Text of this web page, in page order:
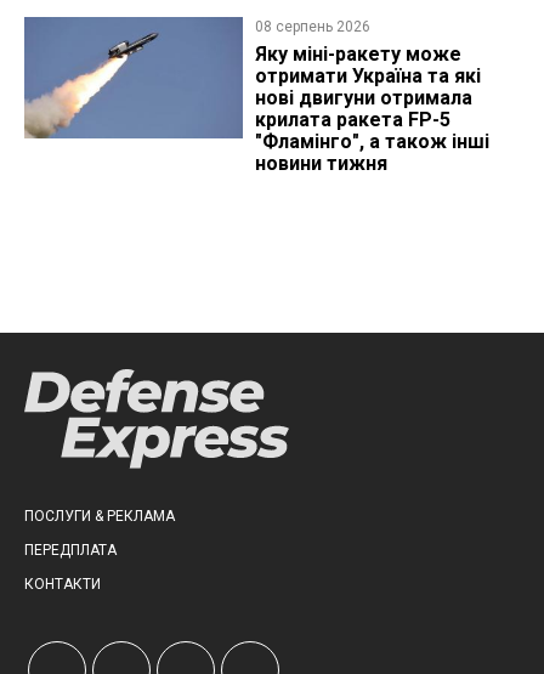
08 серпень 2026
Яку міні-ракету може
отримати Україна та які
нові двигуни отримала
крилата ракета FP-5
"Фламінго", а також інші
новини тижня
ПОСЛУГИ & РЕКЛАМА
ПЕРЕДПЛАТА
КОНТАКТИ